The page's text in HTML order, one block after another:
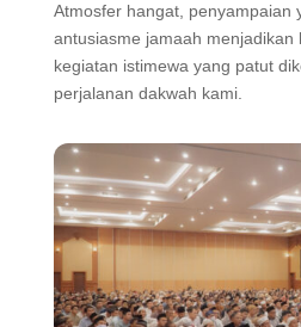
Atmosfer hangat, penyampaian
antusiasme jamaah menjadikan
kegiatan istimewa yang patut
perjalanan dakwah kami.